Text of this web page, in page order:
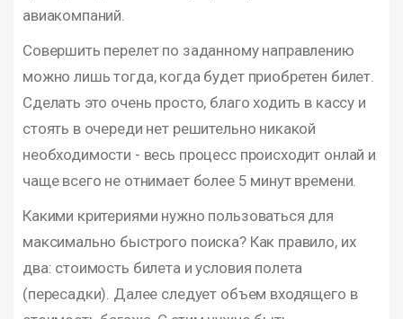
авиакомпаний.
Совершить перелет по заданному направлению
можно лишь тогда, когда будет приобретен билет.
Сделать это очень просто, благо ходить в кассу и
стоять в очереди нет решительно никакой
необходимости - весь процесс происходит онлай и
чаще всего не отнимает более 5 минут времени.
Какими критериями нужно пользоваться для
максимально быстрого поиска? Как правило, их
два: стоимость билета и условия полета
(пересадки). Далее следует объем входящего в